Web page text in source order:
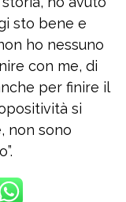
sto bene e
ho nessuno
con me, di
per finire il
si
non sono